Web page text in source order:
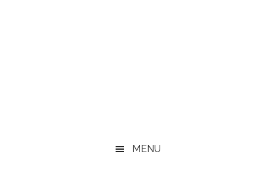
MENU